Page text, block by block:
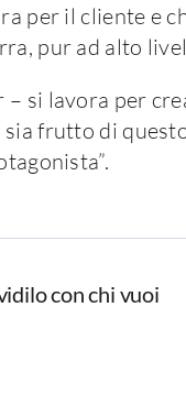
per il cliente e
pur ad alto
– si lavora per
frutto di
con chi vuoi